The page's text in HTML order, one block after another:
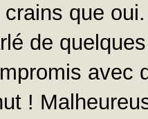
crains que
de
avec
!